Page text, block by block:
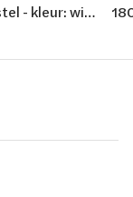
- kleur: wit